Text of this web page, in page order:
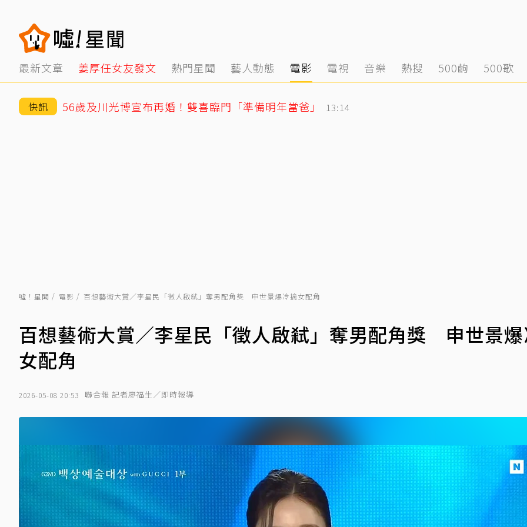
最新文章 姜厚任女友發文 熱門星聞 藝人動態 電影 電視 音樂 熱搜 500齣 500歌
快訊 56歲及川光博宣布再婚！雙喜臨門「準備明年當爸」 13:14
噓！星聞 電影 百想藝術大賞／李星民「徵人啟弒」奪男配角獎 申世景爆冷擒女配角
百想藝術大賞／李星民「徵人啟弒」奪男配角獎 申世景
女配角
2026-05-08 20:53 聯合報 記者廖福生／即時報導